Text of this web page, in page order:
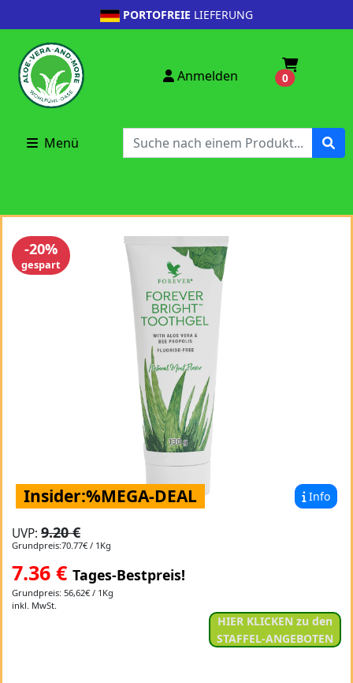
PORTOFREIE LIEFERUNG
Anmelden 0
Menü
-20%
gespart
Info
Insider:%MEGA-DEAL
UVP: 9.20 €
Grundpreis:70.77€ / 1Kg
7.36 € Tages-Bestpreis!
Grundpreis: 56,62€ / 1Kg
inkl. MwSt.
HIER KLICKEN zu den
STAFFEL-ANGEBOTEN